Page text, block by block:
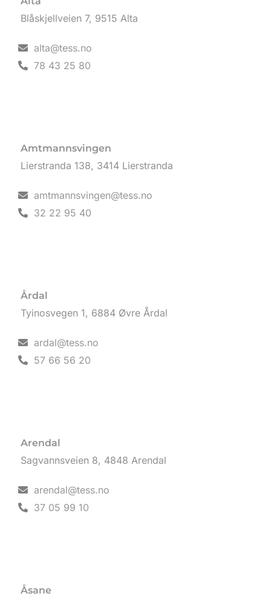
Blåskjellveien 7, 9515 Alta
alta@tess.no
78 43 25 80
Amtmannsvingen
Lierstranda 138, 3414 Lierstranda
amtmannsvingen@tess.no
32 22 95 40
Årdal
Tyinosvegen 1, 6884 Øvre Årdal
ardal@tess.no
57 66 56 20
Arendal
Sagvannsveien 8, 4848 Arendal
arendal@tess.no
37 05 99 10
Åsane